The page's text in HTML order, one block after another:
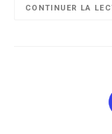
CONTINUER LA